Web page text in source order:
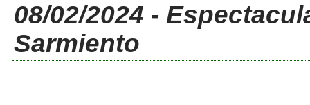
08/02/2024 -
Sarmiento